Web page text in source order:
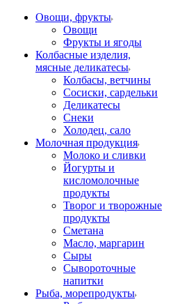
Овощи, фрукты
Овощи
Фрукты и ягоды
Колбасные изделия,
мясные деликатесы
Колбасы, ветчины
Сосиски, сардельки
Деликатесы
Снеки
Холодец, сало
Молочная продукция
Молоко и сливки
Йогурты и
кисломолочные
продукты
Творог и творожные
продукты
Сметана
Масло, маргарин
Сыры
Сывороточные
напитки
Рыба, морепродукты